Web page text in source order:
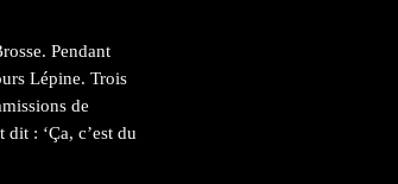
Pendant
Lépine. Trois
de
: ‘Ça, c’est du